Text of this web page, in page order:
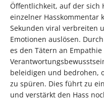
Öffentlichkeit, auf der sich
einzelner Hasskommentar
Sekunden viral verbreiten
Emotionen auslösen.
es den Tätern an
beleidigen und bedrohen,
zu spüren. Dies führt zu
und verstärkt den Hass